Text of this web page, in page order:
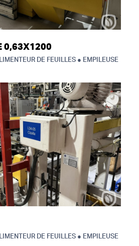
0,63X1200
DE FEUILLES ● EMPILEUSE
DE FEUILLES ● EMPILEUSE